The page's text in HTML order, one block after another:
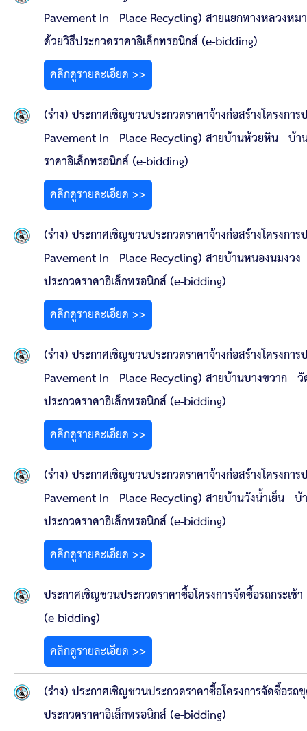
Pavement In - Place Recycling) สายแยกทางหลวงห
ด้วยวิธีประกวดราคาอิเล็กทรอนิกส์ (e-bidding)
คลิกดูรายละเอียด >>
(ร่าง) ประกาศเชิญชวนประกวดราคาจ้างก่อสร้างโครงก
Pavement In - Place Recycling) สายบ้านห้วยหิน - บ้
ราคาอิเล็กทรอนิกส์ (e-bidding)
คลิกดูรายละเอียด >>
(ร่าง) ประกาศเชิญชวนประกวดราคาจ้างก่อสร้างโครงก
Pavement In - Place Recycling) สายบ้านหนองนมง
ประกวดราคาอิเล็กทรอนิกส์ (e-bidding)
คลิกดูรายละเอียด >>
(ร่าง) ประกาศเชิญชวนประกวดราคาจ้างก่อสร้างโครงก
Pavement In - Place Recycling) สายบ้านบางขวาก
ประกวดราคาอิเล็กทรอนิกส์ (e-bidding)
คลิกดูรายละเอียด >>
(ร่าง) ประกาศเชิญชวนประกวดราคาจ้างก่อสร้างโครงก
Pavement In - Place Recycling) สายบ้านวังน้ำเย็น -
ประกวดราคาอิเล็กทรอนิกส์ (e-bidding)
คลิกดูรายละเอียด >>
ประกาศเชิญชวนประกวดราคาซื้อโครงการจัดซื้อรถกระ
(e-bidding)
คลิกดูรายละเอียด >>
(ร่าง) ประกาศเชิญชวนประกวดราคาซื้อโครงการจัดซื้อ
ประกวดราคาอิเล็กทรอนิกส์ (e-bidding)